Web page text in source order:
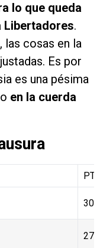
lo que queda
Libertadores.
las cosas en la
Es por
es una pésima
en la cuerda
30
27